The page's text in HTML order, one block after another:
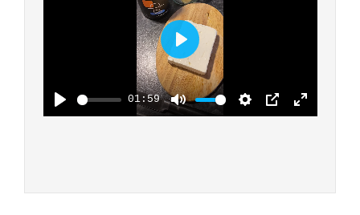
PLAY
01:59
MUTE SETTINGS
PIP ENTER
PLAY